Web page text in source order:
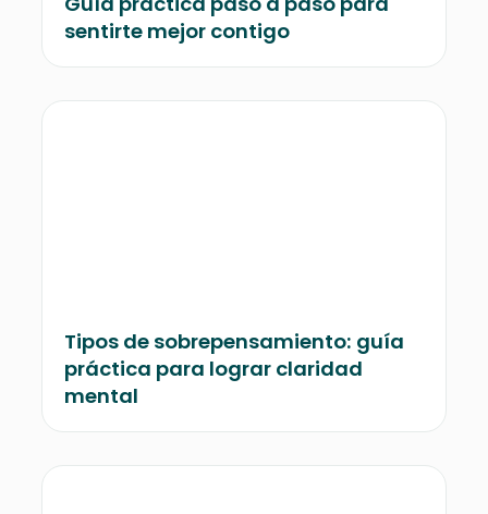
sentirte mejor contigo
Tipos de sobrepensamiento: guía
práctica para lograr claridad
mental